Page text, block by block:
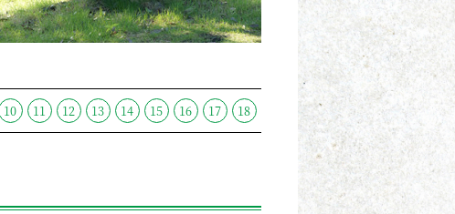
10 11 12 13 14 15 16 17 18